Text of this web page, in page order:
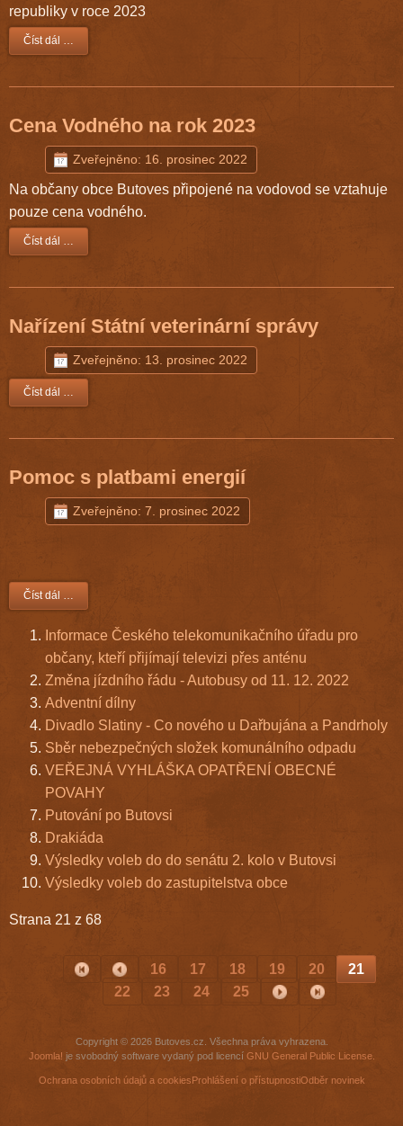
republiky v roce 2023
Číst dál …
Cena Vodného na rok 2023
Zveřejněno: 16. prosinec 2022
Na občany obce Butoves připojené na vodovod se vztahuje
pouze cena vodného.
Číst dál …
Nařízení Státní veterinární správy
Zveřejněno: 13. prosinec 2022
Číst dál …
Pomoc s platbami energií
Zveřejněno: 7. prosinec 2022
Číst dál …
Informace Českého telekomunikačního úřadu pro
občany, kteří přijímají televizi přes anténu
Změna jízdního řádu - Autobusy od 11. 12. 2022
Adventní dílny
Divadlo Slatiny - Co nového u Dařbujána a Pandrholy
Sběr nebezpečných složek komunálního odpadu
VEŘEJNÁ VYHLÁŠKA OPATŘENÍ OBECNÉ
POVAHY
Putování po Butovsi
Drakiáda
Výsledky voleb do do senátu 2. kolo v Butovsi
Výsledky voleb do zastupitelstva obce
Strana 21 z 68
16 17 18 19 20
21
22
23 24 25
Copyright © 2026 Butoves.cz. Všechna práva vyhrazena.
Joomla! je svobodný software vydaný pod licencí GNU General Public License.
Ochrana osobních údajů a cookiesProhlášení o přístupnostiOdběr novinek